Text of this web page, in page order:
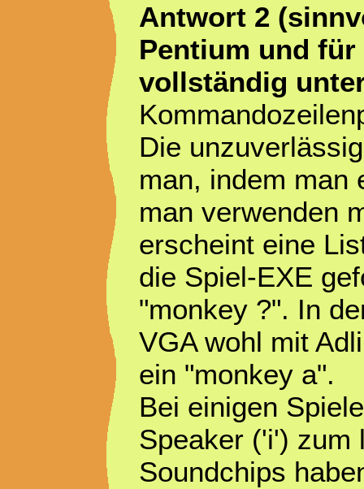
Antwort 2
Pentium und
vollständig
Die
man, indem man
man verwenden
erscheint eine
die Spiel-EXE
"monkey ?". In
VGA wohl mit
ein "monkey a".
Bei einigen
Speaker ('i') zum
Soundchips